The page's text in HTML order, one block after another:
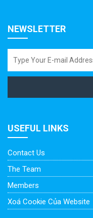
NEWSLETTER
USEFUL LINKS
Contact Us
The Team
Members
Xoá Cookie Của Website